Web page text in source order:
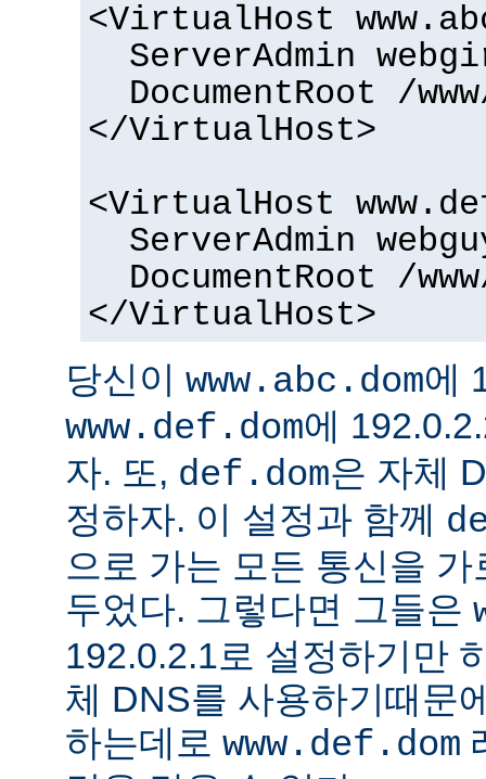
<VirtualHost
ServerAdmin
DocumentRoot /
</VirtualHost>
<VirtualHost
ServerAdmin
DocumentRoot /
</VirtualHost>
당신이 www.abc.dom에
www.def.dom에
자. 또, def.dom은 자체
정하자. 이 설정과 함께
으로 가는 모든 통신을
두었다. 그렇다면 그들은
192.0.2.1로 설정하기만
체 DNS를 사용하기때문
하는데로 www.def.dom